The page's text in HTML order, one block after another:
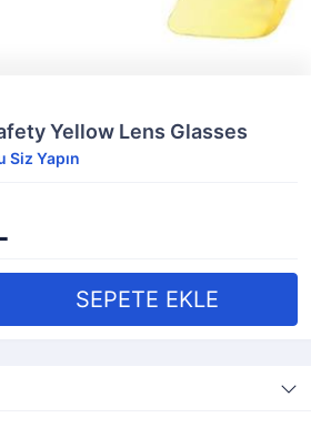
Yellow Lens Glasses
Siz Yapın